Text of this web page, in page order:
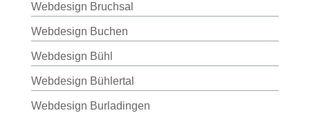
Webdesign Bruchsal
Webdesign Buchen
Webdesign Bühl
Webdesign Bühlertal
Webdesign Burladingen